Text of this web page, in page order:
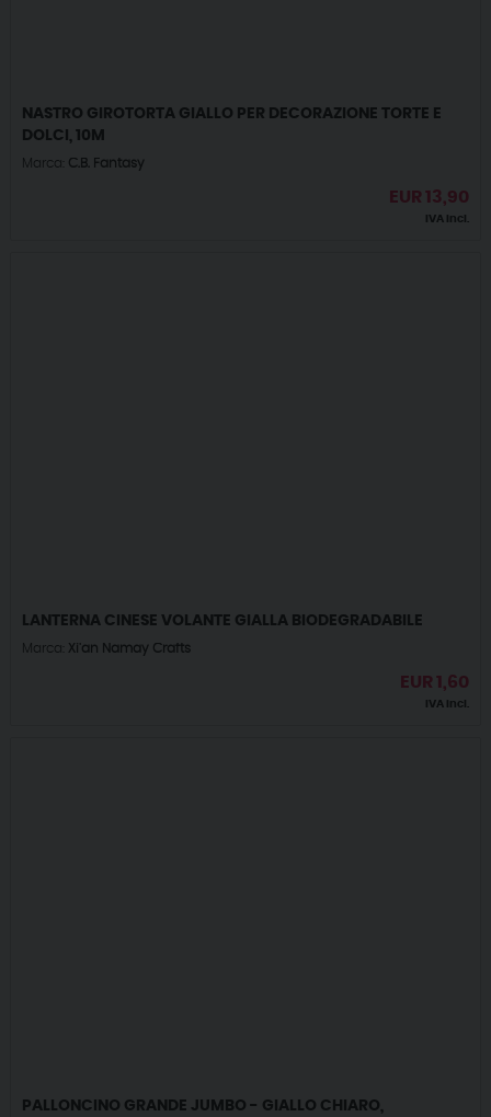
NASTRO GIROTORTA GIALLO PER DECORAZIONE TORTE E
DOLCI, 10M
Marca: C.B. Fantasy
EUR13,90
IVA incl.
LANTERNA CINESE VOLANTE GIALLA BIODEGRADABILE
Marca: Xi'an Namay Crafts
EUR1,60
IVA incl.
PALLONCINO GRANDE JUMBO - GIALLO CHIARO,